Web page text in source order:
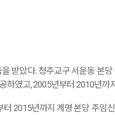
받았다. 청주교구 서운동 본
였고, 2005년부터 2010년
2015년까지 계명 본당 주임